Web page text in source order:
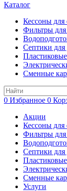
Каталог
Кессоны
Фильтры
Септики для
Сменные
0 Избранное 0
Акции
Кессоны
Фильтры
Септики для
Сменные
Услуги